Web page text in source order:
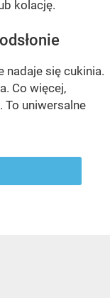
kolację.
się cukinia.
Co więcej,
To uniwersalne